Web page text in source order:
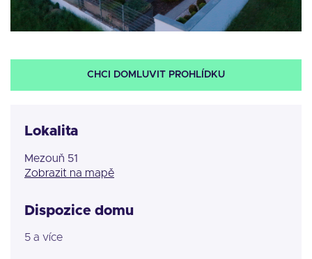
CHCI DOMLUVIT PROHLÍDKU
Lokalita
Mezouň 51
Zobrazit na mapě
Dispozice domu
5 a více